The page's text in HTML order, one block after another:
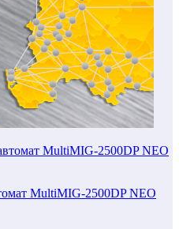
MultiMIG-2500DP NEO